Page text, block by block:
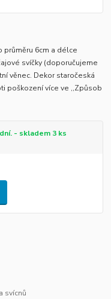
průměru 6cm a délce
svíčky (doporučujeme
věnec. Dekor staročeská
poškození více ve ,,Způsob
- skladem 3 ks
svícnů